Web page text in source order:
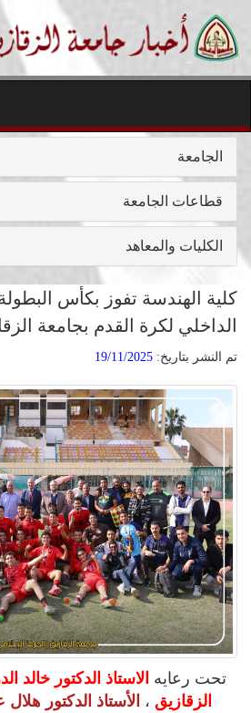
الجامعة
قطاعات الجامعة
الكليات والمعاهد
كلية الهندسة تفوز بكأس
الداخلي لكرة القدم بجامعة
تم النشر بتاريخ: 19/11/2025
تحت رعايه الاستاذ الدكتور خالد
الزقازيق ، الأستاذ الدكتور